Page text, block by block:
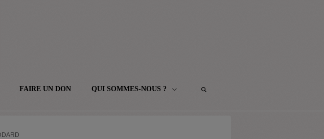
FAIRE UN DON QUI SOMMES-NOUS ?